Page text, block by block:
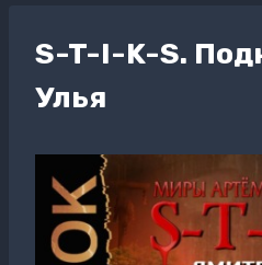
S-T-I-K-S.
Улья